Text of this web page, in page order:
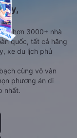
hơn 3000+ nhà
quốc, tất cả hãng
xe du lịch phủ
cùng vô vàn
phương án di
nhất.